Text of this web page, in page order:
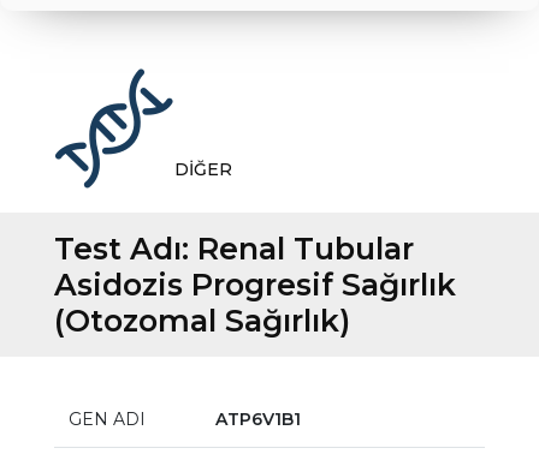
DİĞER
Test Adı: Renal Tubular
Asidozis Progresif Sağırlık
(Otozomal Sağırlık)
GEN ADI ATP6V1B1